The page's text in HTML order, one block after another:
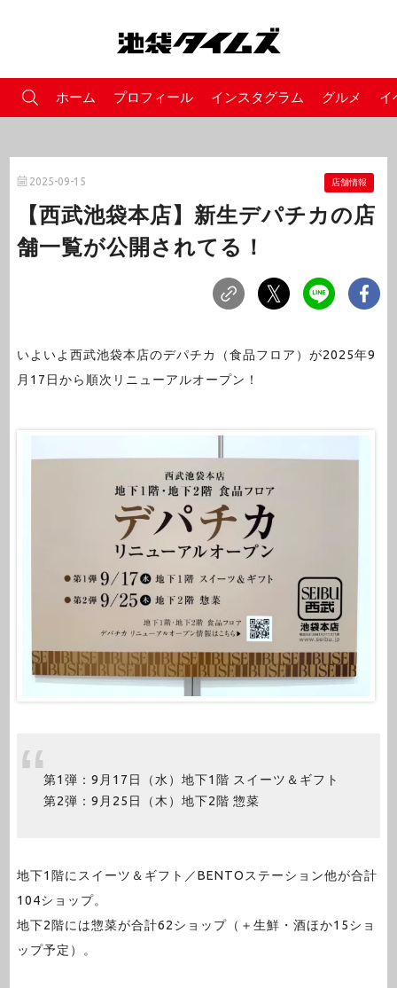
ホーム プロフィール インスタグラム グルメ イ
2025-09-15 店舗情報
【西武池袋本店】新生デパチカの店
舗一覧が公開されてる！
いよいよ西武池袋本店のデパチカ（食品フロア）が2025年9
月17日から順次リニューアルオープン！
第1弾：9月17日（水）地下1階 スイーツ＆ギフト
第2弾：9月25日（木）地下2階 惣菜
地下1階にスイーツ＆ギフト／BENTOステーション他が合計
104ショップ。
地下2階には惣菜が合計62ショップ（＋生鮮・酒ほか15ショ
ップ予定）。